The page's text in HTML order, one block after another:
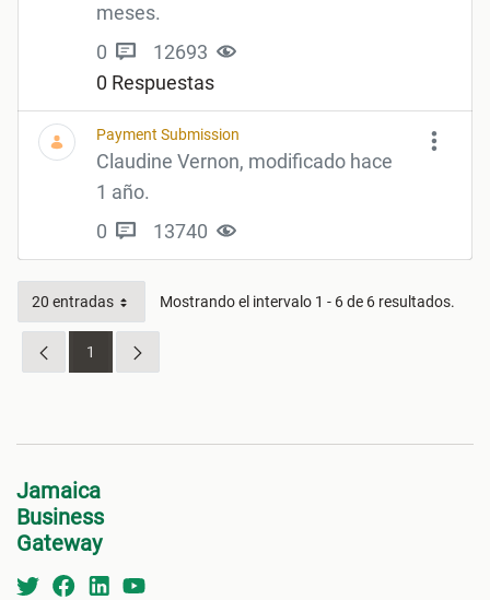
meses.
0
12693
0 Respuestas
Payment Submission
Claudine Vernon, modificado hace
1 año.
0
13740
20 entradas Mostrando el intervalo 1 - 6 de 6 resultados.
Página
1
Jamaica
Business
Gateway